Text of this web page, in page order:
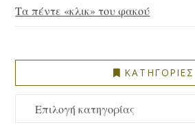
Τα πέντε «κλικ» του φακού
ΚΑΤΗΓΟΡΙΕΣ
ΚΑΤΗΓΟΡΙΕΣ